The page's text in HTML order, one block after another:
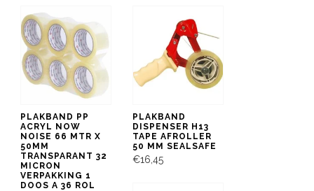
PLAKBAND PP
ACRYL NOW
NOISE 66 MTR X
50MM
TRANSPARANT 32
MICRON
VERPAKKING 1
DOOS A 36 ROL
PLAKBAND
DISPENSER H13
TAPE AFROLLER
50 MM SEALSAFE
€16,45